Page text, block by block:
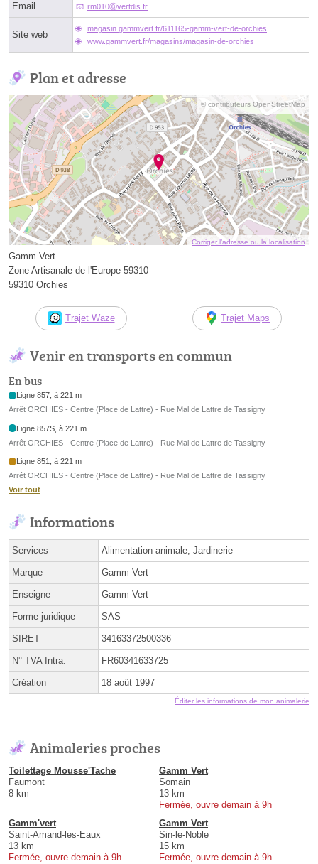
Email rm010ⓐvertdis.fr
Site web
magasin.gammvert.fr/611165-gamm-vert-de-orchies
www.gammvert.fr/magasins/magasin-de-orchies
Plan et adresse
© contributeurs OpenStreetMap
Corriger l’adresse ou la localisation
Gamm Vert
Zone Artisanale de l'Europe 59310
59310 Orchies
Trajet Waze Trajet Maps
Venir en transports en commun
En bus
Ligne 857, à 221 m
Arrêt ORCHIES - Centre (Place de Lattre) - Rue Mal de Lattre de Tassigny
Ligne 857S, à 221 m
Arrêt ORCHIES - Centre (Place de Lattre) - Rue Mal de Lattre de Tassigny
Ligne 851, à 221 m
Arrêt ORCHIES - Centre (Place de Lattre) - Rue Mal de Lattre de Tassigny
Voir tout
Informations
Services Alimentation animale, Jardinerie
Marque Gamm Vert
Enseigne Gamm Vert
Forme juridique SAS
SIRET 34163372500336
N° TVA Intra. FR60341633725
Création 18 août 1997
Éditer les informations de mon animalerie
Animaleries proches
Toilettage Mousse'Tache
Faumont
8 km
Gamm Vert
Somain
13 km
Fermée, ouvre demain à 9h
Gamm'vert
Saint-Amand-les-Eaux
13 km
Fermée, ouvre demain à 9h
Gamm Vert
Sin-le-Noble
15 km
Fermée, ouvre demain à 9h